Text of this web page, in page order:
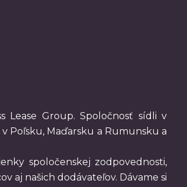
Lease Group. Spoločnosť sídli v
Poľsku, Maďarsku a Rumunsku a
spoločenskej zodpovednosti,
aj našich dodávateľov. Dávame si